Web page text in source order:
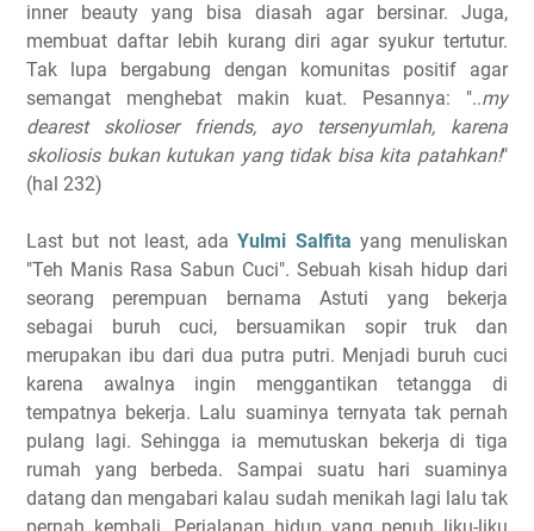
inner beauty yang bisa diasah agar bersinar. Juga,
membuat daftar lebih kurang diri agar syukur tertutur.
Tak lupa bergabung dengan komunitas positif agar
semangat menghebat makin kuat. Pesannya: "..my
dearest skolioser friends, ayo tersenyumlah, karena
skoliosis bukan kutukan yang tidak bisa kita patahkan!"
(hal 232)
Last but not least, adaYulmi Salfita yang menuliskan
"Teh Manis Rasa Sabun Cuci". Sebuah kisah hidup dari
seorang perempuan bernama Astuti yang bekerja
sebagai buruh cuci, bersuamikan sopir truk dan
merupakan ibu dari dua putra putri. Menjadi buruh cuci
karena awalnya ingin menggantikan tetangga di
tempatnya bekerja. Lalu suaminya ternyata tak pernah
pulang lagi. Sehingga ia memutuskan bekerja di tiga
rumah yang berbeda. Sampai suatu hari suaminya
datang dan mengabari kalau sudah menikah lagi lalu tak